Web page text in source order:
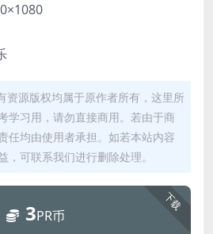
资源版权均属于原作者所有，这里所
学习用，请勿直接商用。若由于商
任均由使用者承担。如若本站内容
，可联系我们进行删除处理。
下载
3PR币